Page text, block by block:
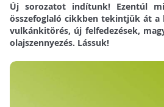
Új sorozatot indítunk! Ezentúl
összefoglaló cikkben tekintjük át a
vulkánkitörés, új felfedezések,
olajszennyezés. Lássuk!